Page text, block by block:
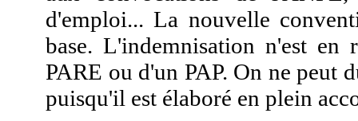
d'emploi... La nouvelle
base. L'indemnisation n'est
PARE ou d'un PAP. On ne peut
puisqu'il est élaboré en plein